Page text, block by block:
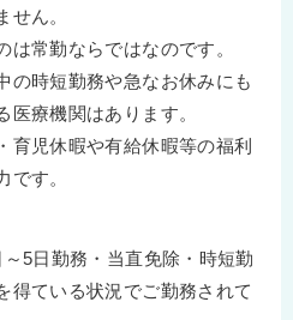
せん。
常勤ならではなのです。
の時短勤務や急なお休みにも
療機関はあります。
育児休暇や有給休暇等の福利
です。
5日勤務・当直免除・時短勤
得ている状況でご勤務されて